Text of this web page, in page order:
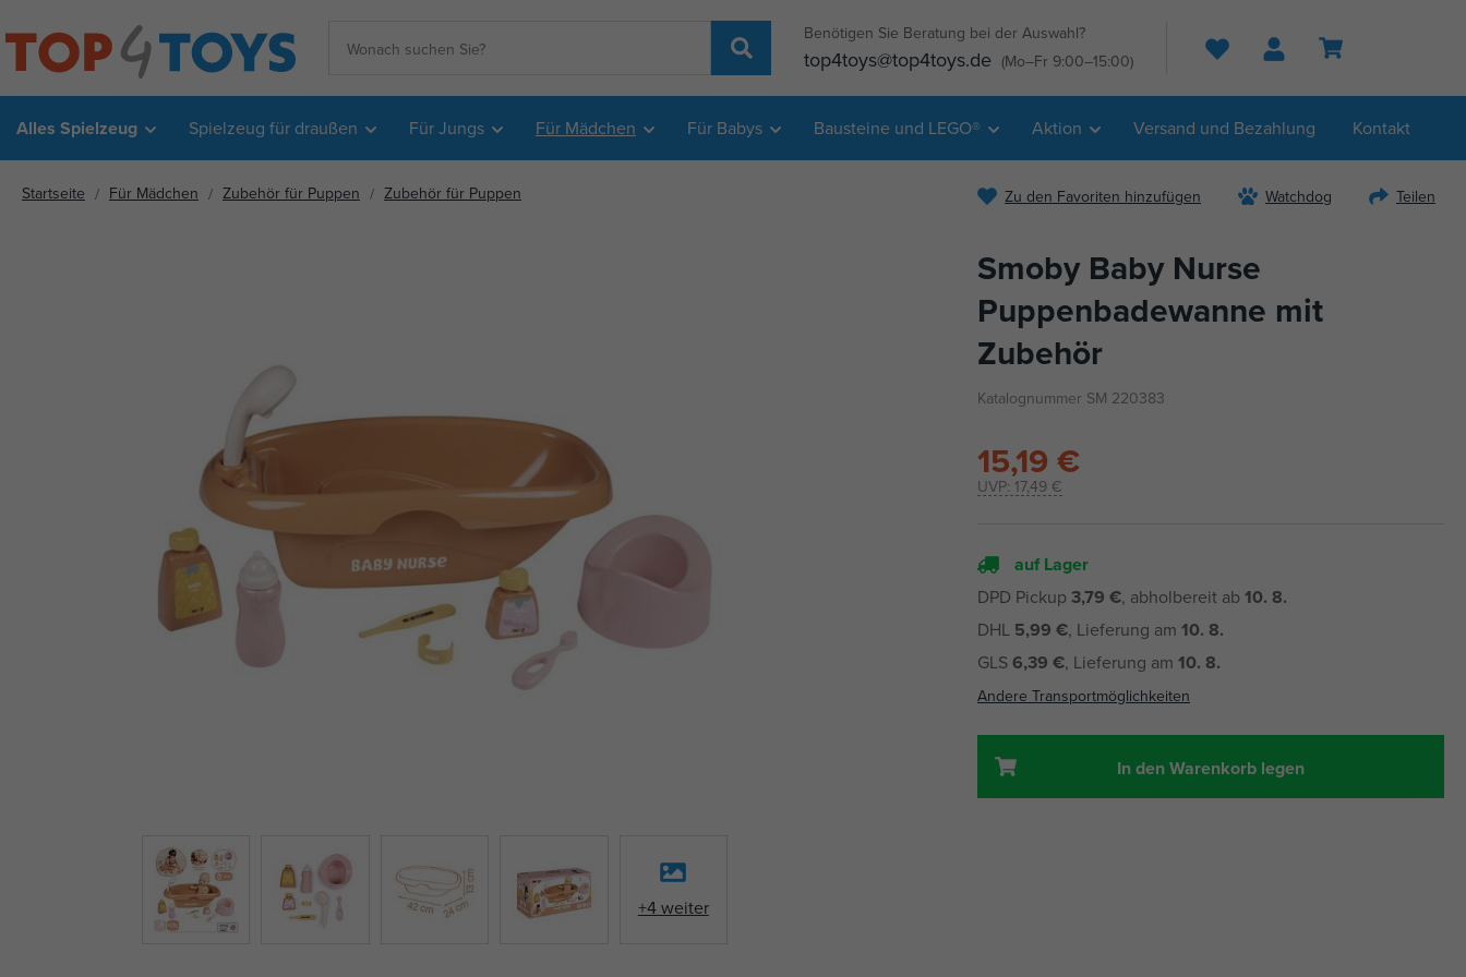
Benötigen Sie Beratung bei der Auswahl?
top4toys@top4toys.de (Mo–Fr 9:00–15:00) Suche
Alles Spielzeug Spielzeug für draußen Für Jungs Für Mädchen Für Babys Bausteine und LEGO® Aktion Versand und Bezahlung Kontakt
Startseite Für Mädchen Zubehör für Puppen Zubehör für Puppen
+4 weiter
Zu den Favoriten hinzufügen Watchdog Teilen
Smoby Baby Nurse
Puppenbadewanne mit
Zubehör
Katalognummer SM 220383
UVP: 17,49 €
15,19 €
auf Lager
DPD Pickup 3,79 €, abholbereit ab 10. 8.
DHL 5,99 €, Lieferung am 10. 8.
GLS6,39 €, Lieferung am 10. 8.
Andere Transportmöglichkeiten
In den Warenkorb legen